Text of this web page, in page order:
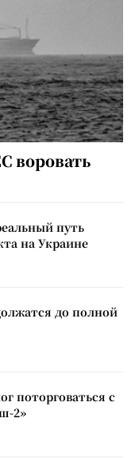
воровать
путь
на Украине
до полной
поторговаться с
2»